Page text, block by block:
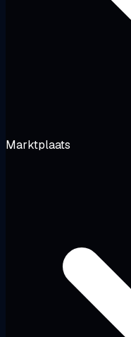
Marktplaats